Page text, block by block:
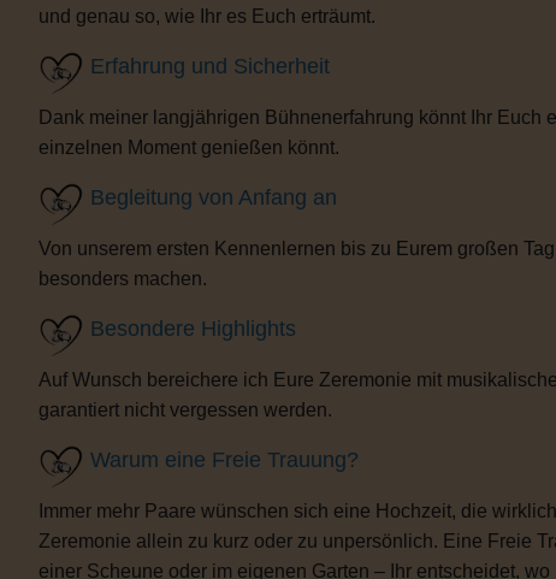
und genau so, wie Ihr es Euch erträumt.
Erfahrung und Sicherheit
Dank meiner langjährigen Bühnenerfahrung könnt Ihr
einzelnen Moment genießen könnt.
Begleitung von Anfang an
Von unserem ersten Kennenlernen bis zu Eurem großen
besonders machen.
Besondere Highlights
Auf Wunsch bereichere ich Eure Zeremonie mit
garantiert nicht vergessen werden.
Warum eine Freie Trauung?
Immer mehr Paare wünschen sich eine Hochzeit, die
Zeremonie allein zu kurz oder zu unpersönlich. Eine Freie
einer Scheune oder im eigenen Garten – Ihr entscheidet,